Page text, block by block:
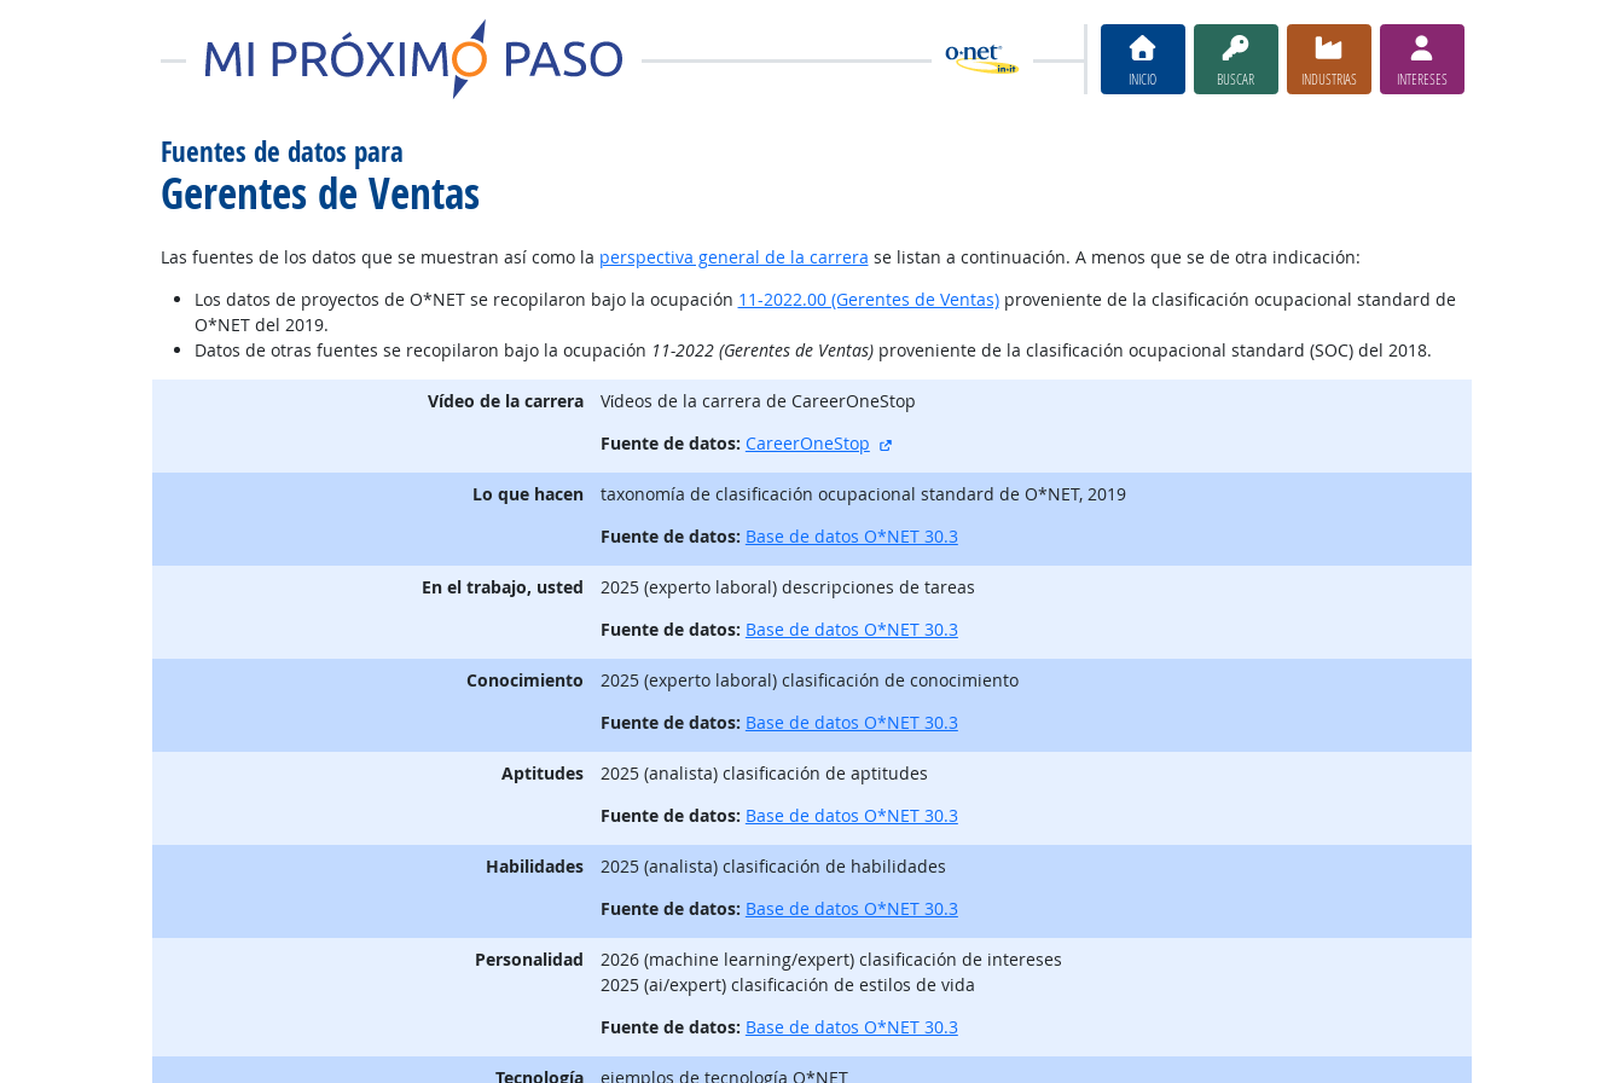
INICIO BUSCAR INDUSTRIAS INTERESES
Fuentes de datos para
Gerentes de Ventas
Las fuentes de los datos que se muestran así como la perspectiva general de la carrera se listan a continuación. A menos que se de otra indicación:
Los datos de proyectos de O*NET se recopilaron bajo la ocupación 11-2022.00 (Gerentes de Ventas)proveniente de la clasificación ocupacional standard de
O*NET del 2019.
Datos de otras fuentes se recopilaron bajo la ocupación 11-2022 (Gerentes de Ventas)proveniente de la clasificación ocupacional standard (SOC) del 2018.
Vídeo de la carrera
Vίdeos de la carrera de CareerOneStop
Fuente de datos: CareerOneStop sitio externo
Lo que hacen
taxonomía de clasificación ocupacional standard de O*NET, 2019
Fuente de datos: Base de datos O*NET 30.3
En el trabajo, usted
2025 (experto laboral) descripciones de tareas
Fuente de datos: Base de datos O*NET 30.3
Conocimiento
2025 (experto laboral) clasificación de conocimiento
Fuente de datos: Base de datos O*NET 30.3
Aptitudes
2025 (analista) clasificación de aptitudes
Fuente de datos: Base de datos O*NET 30.3
Habilidades
2025 (analista) clasificación de habilidades
Fuente de datos: Base de datos O*NET 30.3
Personalidad
2026 (machine learning/expert) clasificación de intereses
2025 (ai/expert) clasificación de estilos de vida
Fuente de datos: Base de datos O*NET 30.3
Tecnología
ejemplos de tecnología O*NET